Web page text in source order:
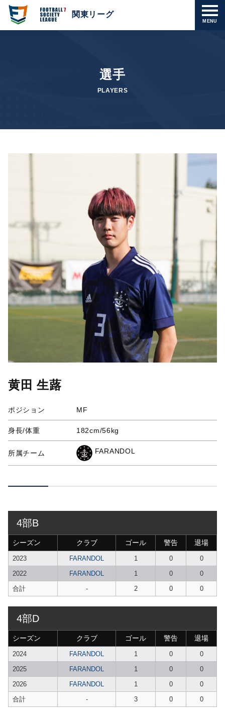
MENU
関東リーグ
選手
PLAYERS
黄田 生蕗
ポジション MF
身長/体重 182cm/56kg
所属チーム FARANDOL
4部B
シーズン クラブ ゴール 警告 退場
2023 FARANDOL 1 0
0
2022
FARANDOL 1 0
0
合計
- 2 0 0
4部D
シーズン クラブ ゴール 警告 退場
2024 FARANDOL 1 0
0
2025
FARANDOL 1 0
0
2026
FARANDOL 1 0
0
合計
- 3 0 0